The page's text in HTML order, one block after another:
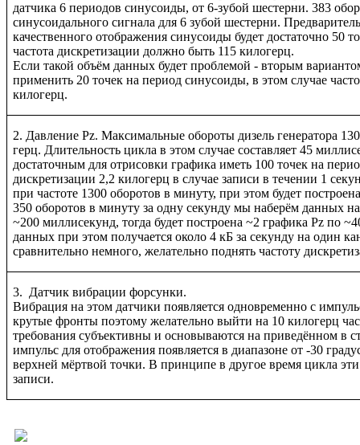
датчика 6 периодов синусоиды, от 6-зубой шестерни. 383
синусоидального сигнала для 6 зубой шестерни.
качественного отображения синусоиды будет достаточно 50
частота дискретизации должно быть 115 килогерц.
Если такой объём данных будет проблемой - вторым
применить 20 точек на период синусоиды, в этом случае
килогерц.
2. Давление Pz. Максимальные обороты дизель генератора
герц. Длительность цикла в этом случае составляет 45
достаточным для отрисовки графика иметь 100 точек на
дискретизации 2,2 килогерц в случае записи в течении 1
при частоте 1300 оборотов в минуту, при этом будет
350 оборотов в минуту за одну секунду мы наберём данных
~200 миллисекунд, тогда будет построена ~2 графика Pz по
данных при этом получается около 4 кБ за секунду на один
сравнительно немного, желательно поднять частоту
3. Датчик вибрации форсунки.
Вибрация на этом датчики появляется одновременно с
крутые фронты поэтому желательно выйти на 10 килогерц
требования субъективны и основываются на приведённом в
импульс для отображения появляется в диапазоне от -30
верхней мёртвой точки. В принципе в другое время цикла
записи.